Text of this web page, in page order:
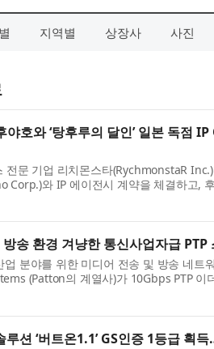
지역별 상장사 사진
야호와 ‘탕후루의 달인’ 일본 독점
전문 기업 리치몬스타(RychmonstaR
Corp.)와 IP 에이전시 계약을 체결하고,
‘탕후루의 달인(フルーツ飴の達人)’ 및 그
송 환경 겨냥한 통신사업자급 PTP
업 분야를 위한 미디어 전송 및 방송 네트
(Patton의 계열사)가 10Gbps PTP 이
PTP-10GSE12SFP 10 Gbps PTP
루션 ‘버트온1.1’ GS인증 1등급 획